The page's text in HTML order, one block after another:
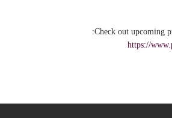
Check out upcoming
https://